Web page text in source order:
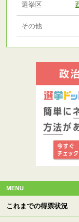
選挙区
その他
MENU
これまでの得票状況